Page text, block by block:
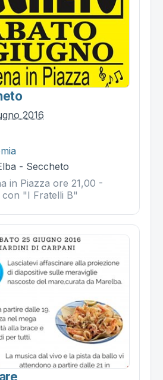
2016
- Seccheto
in Piazza ore 21,00 -
con "I Fratelli B"